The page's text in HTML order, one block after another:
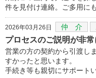
件を見付け連絡。ご多用に
2026年03月26日 仲 介
プロセスのご説明が非
営業の方の契約から引渡し
すかったと思います。
手続き等も親切にサポート